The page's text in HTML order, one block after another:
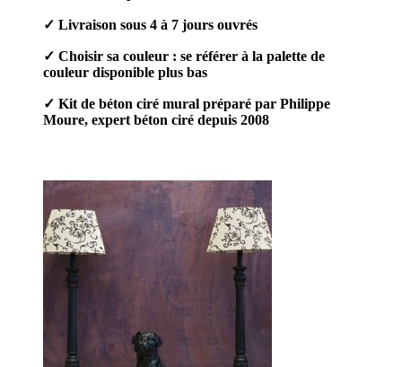
✓ Livraison sous 4 à 7 jours ouvrés
✓ Choisir sa couleur : se référer à la palette de
couleur disponible plus bas
✓ Kit de béton ciré mural préparé par Philippe
Moure, expert béton ciré depuis 2008